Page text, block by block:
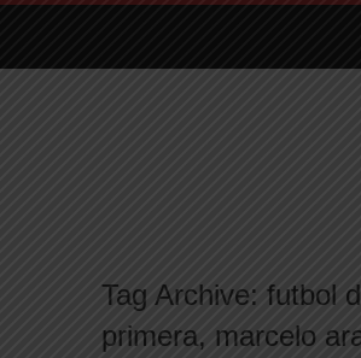
con Argentina y a su «política
Tag Archive: futbol
primera, marcelo